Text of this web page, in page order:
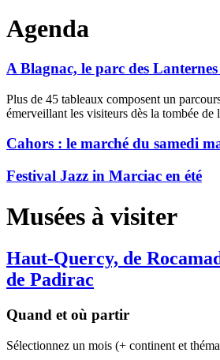
Agenda
A Blagnac, le parc des
Plus de 45 tableaux composent un
émerveillant les visiteurs dès la tombée de
Cahors : le marché du samedi
Festival Jazz in Marciac en été
Musées à visiter
Haut-Quercy, de
de Padirac
Quand et où partir
Sélectionnez un mois (+ continent et